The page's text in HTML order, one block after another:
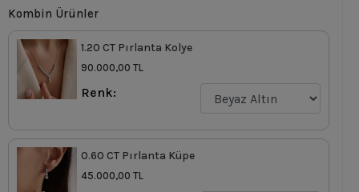
Kombin Ürünler
1.20 CT Pırlanta Kolye
90.000,00 TL
Renk:
0.60 CT Pırlanta Küpe
45.000,00 TL